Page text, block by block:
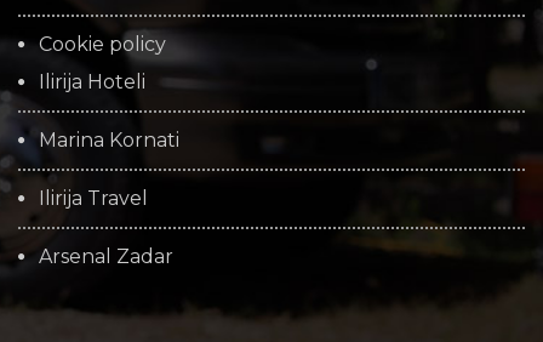
Cookie policy
Ilirija Hoteli
Marina Kornati
Ilirija Travel
Arsenal Zadar